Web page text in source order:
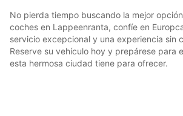
No pierda tiempo buscando la mejor
coches en Lappeenranta, confíe en
servicio excepcional y una experiencia sin
Reserve su vehículo hoy y prepárese para
esta hermosa ciudad tiene para ofrecer.